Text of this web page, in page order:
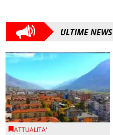
ULTIME NEWS
ATTUALITA'